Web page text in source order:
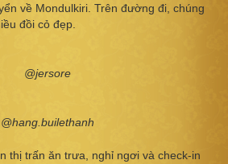
về Mondulkiri. Trên đường đi, chúng
đồi cỏ đẹp.
@jersore
@hang.builethanh
thị trấn ăn trưa, nghỉ ngơi và check-in